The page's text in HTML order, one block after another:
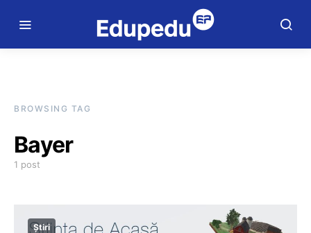
BROWSING TAG
Bayer
1 post
Știri